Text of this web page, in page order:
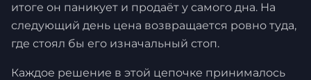
итоге он паникует и продаёт у самого дна. На
следующий день цена возвращается ровно туда,
где стоял бы его изначальный стоп.
Каждое решение в этой цепочке принималось